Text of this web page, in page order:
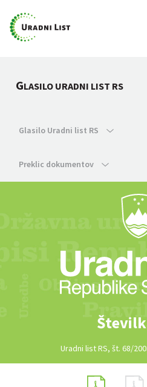
GLASILO URADNI LIST RS
Glasilo Uradni list RS
Preklic dokumentov
Uradni list RS, št. 68/